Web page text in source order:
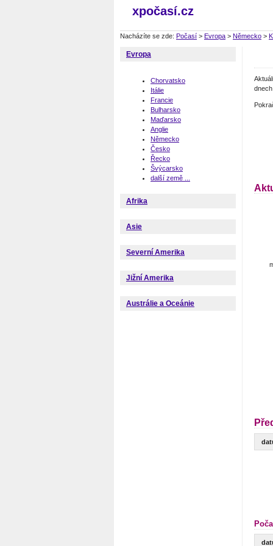
xpočasí.cz
Nacházíte se zde: Počasí > Evropa > Německo >
Evropa
Chorvatsko
Itálie
Francie
Bulharsko
Maďarsko
Anglie
Německo
Česko
Řecko
Švýcarsko
další země ...
Afrika
Asie
Severní Amerika
Jižní Amerika
Austrálie a Oceánie